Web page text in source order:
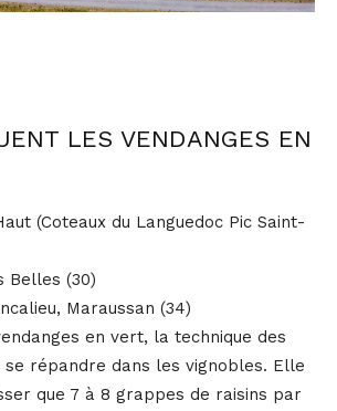
LES VENDANGES EN
(Coteaux du Languedoc Pic Saint-
Belles (30)
Maraussan (34)
en vert, la technique des
répandre dans les vignobles. Elle
que 7 à 8 grappes de raisins par